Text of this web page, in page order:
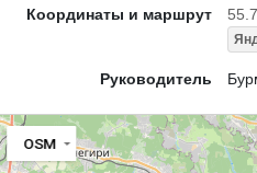
Координаты и маршрут
Руководитель
OSM